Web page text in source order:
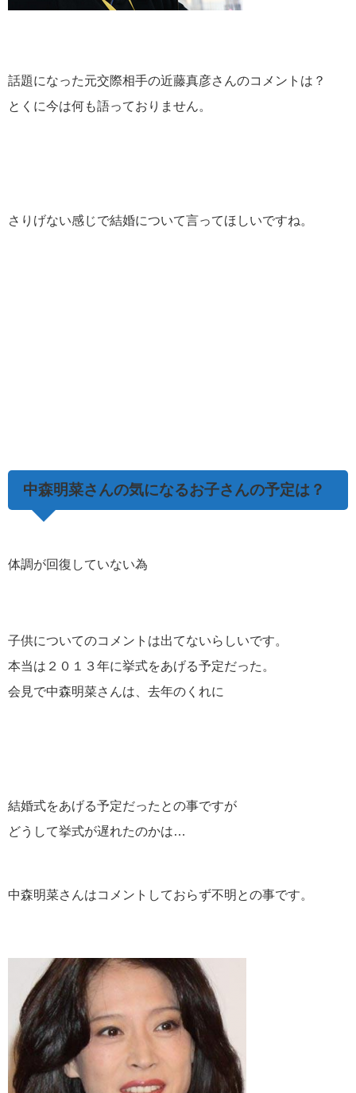
話題になった元交際相手の近藤真彦さんのコメントは？
とくに今は何も語っておりません。
さりげない感じで結婚について言ってほしいですね。
中森明菜さんの気になるお子さんの予定は？
体調が回復していない為
子供についてのコメントは出てないらしいです。
本当は２０１３年に挙式をあげる予定だった。
会見で中森明菜さんは、去年のくれに
結婚式をあげる予定だったとの事ですが
どうして挙式が遅れたのかは…
中森明菜さんはコメントしておらず不明との事です。